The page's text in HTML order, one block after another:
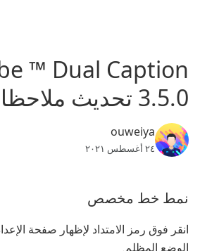
™ Dual Caption
3.5.0 تحديث ملاحظات
ouweiya
٢٤ أغسطس ٢٠٢١
نمط خط مخصص
انقر فوق رمز الامتداد لإظهار صفحة
الوضع المظلم.